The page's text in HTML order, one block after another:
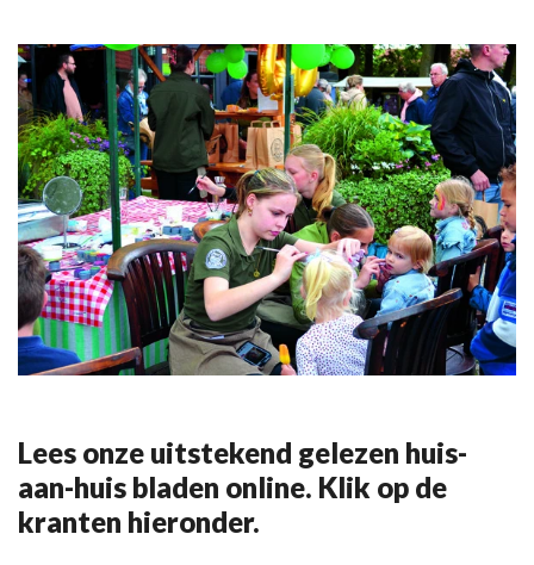
Lees onze uitstekend gelezen huis-
aan-huis bladen online. Klik op de
kranten hieronder.